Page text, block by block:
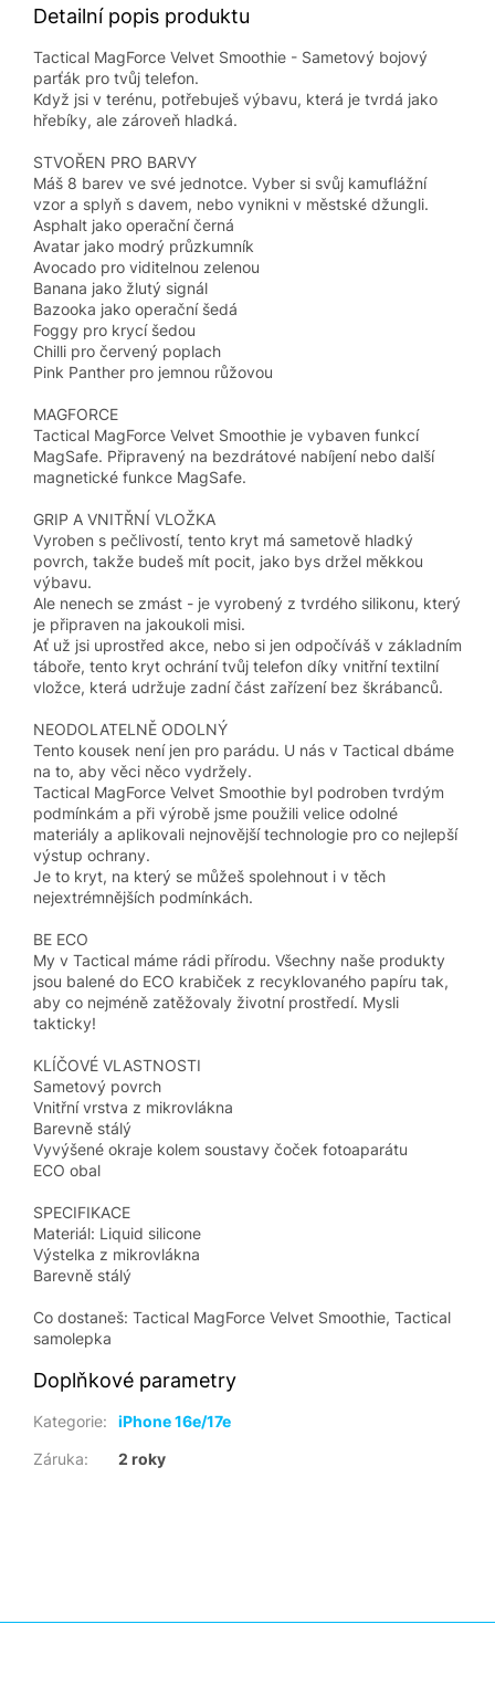
Detailní popis produktu
Tactical MagForce Velvet Smoothie - Sametový bojový
parťák pro tvůj telefon.
Když jsi v terénu, potřebuješ výbavu, která je tvrdá jako
hřebíky, ale zároveň hladká.
STVOŘEN PRO BARVY
Máš 8 barev ve své jednotce. Vyber si svůj kamuflážní
vzor a splyň s davem, nebo vynikni v městské džungli.
Asphalt jako operační černá
Avatar jako modrý průzkumník
Avocado pro viditelnou zelenou
Banana jako žlutý signál
Bazooka jako operační šedá
Foggy pro krycí šedou
Chilli pro červený poplach
Pink Panther pro jemnou růžovou
MAGFORCE
Tactical MagForce Velvet Smoothie je vybaven funkcí
MagSafe. Připravený na bezdrátové nabíjení nebo další
magnetické funkce MagSafe.
GRIP A VNITŘNÍ VLOŽKA
Vyroben s pečlivostí, tento kryt má sametově hladký
povrch, takže budeš mít pocit, jako bys držel měkkou
výbavu.
Ale nenech se zmást - je vyrobený z tvrdého silikonu, který
je připraven na jakoukoli misi.
Ať už jsi uprostřed akce, nebo si jen odpočíváš v základním
táboře, tento kryt ochrání tvůj telefon díky vnitřní textilní
vložce, která udržuje zadní část zařízení bez škrábanců.
NEODOLATELNĚ ODOLNÝ
Tento kousek není jen pro parádu. U nás v Tactical dbáme
na to, aby věci něco vydržely.
Tactical MagForce Velvet Smoothie byl podroben tvrdým
podmínkám a při výrobě jsme použili velice odolné
materiály a aplikovali nejnovější technologie pro co nejlepší
výstup ochrany.
Je to kryt, na který se můžeš spolehnout i v těch
nejextrémnějších podmínkách.
BE ECO
My v Tactical máme rádi přírodu. Všechny naše produkty
jsou balené do ECO krabiček z recyklovaného papíru tak,
aby co nejméně zatěžovaly životní prostředí. Mysli
takticky!
KLÍČOVÉ VLASTNOSTI
Sametový povrch
Vnitřní vrstva z mikrovlákna
Barevně stálý
Vyvýšené okraje kolem soustavy čoček fotoaparátu
ECO obal
SPECIFIKACE
Materiál: Liquid silicone
Výstelka z mikrovlákna
Barevně stálý
Co dostaneš: Tactical MagForce Velvet Smoothie, Tactical
samolepka
Doplňkové parametry
Kategorie:
iPhone 16e/17e
Záruka: 2 roky